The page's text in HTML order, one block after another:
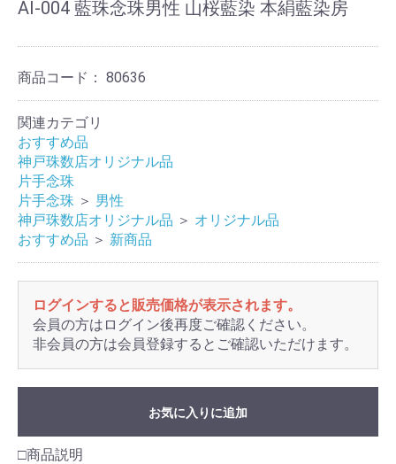
AI-004 藍珠念珠男性 山桜藍染 本絹藍染房
商品コード： 80636
関連カテゴリ
おすすめ品
神戸珠数店オリジナル品
片手念珠
片手念珠 ＞ 男性
神戸珠数店オリジナル品 ＞ オリジナル品
おすすめ品 ＞ 新商品
ログインすると販売価格が表示されます。
会員の方はログイン後再度ご確認ください。
非会員の方は会員登録するとご確認いただけます。
お気に入りに追加
□商品説明